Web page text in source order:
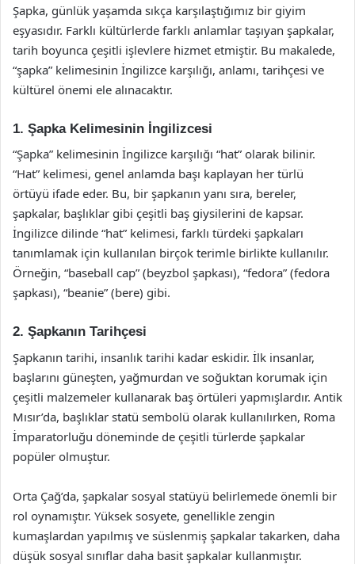
Şapka, günlük yaşamda sıkça karşılaştığımız bir giyim
eşyasıdır. Farklı kültürlerde farklı anlamlar taşıyan şapkalar,
tarih boyunca çeşitli işlevlere hizmet etmiştir. Bu makalede,
“şapka” kelimesinin İngilizce karşılığı, anlamı, tarihçesi ve
kültürel önemi ele alınacaktır.
1. Şapka Kelimesinin İngilizcesi
“Şapka” kelimesinin İngilizce karşılığı “hat” olarak bilinir.
“Hat” kelimesi, genel anlamda başı kaplayan her türlü
örtüyü ifade eder. Bu, bir şapkanın yanı sıra, bereler,
şapkalar, başlıklar gibi çeşitli baş giysilerini de kapsar.
İngilizce dilinde “hat” kelimesi, farklı türdeki şapkaları
tanımlamak için kullanılan birçok terimle birlikte kullanılır.
Örneğin, “baseball cap” (beyzbol şapkası), “fedora” (fedora
şapkası), “beanie” (bere) gibi.
2. Şapkanın Tarihçesi
Şapkanın tarihi, insanlık tarihi kadar eskidir. İlk insanlar,
başlarını güneşten, yağmurdan ve soğuktan korumak için
çeşitli malzemeler kullanarak baş örtüleri yapmışlardır. Antik
Mısır’da, başlıklar statü sembolü olarak kullanılırken, Roma
İmparatorluğu döneminde de çeşitli türlerde şapkalar
popüler olmuştur.
Orta Çağ’da, şapkalar sosyal statüyü belirlemede önemli bir
rol oynamıştır. Yüksek sosyete, genellikle zengin
kumaşlardan yapılmış ve süslenmiş şapkalar takarken, daha
düşük sosyal sınıflar daha basit şapkalar kullanmıştır.